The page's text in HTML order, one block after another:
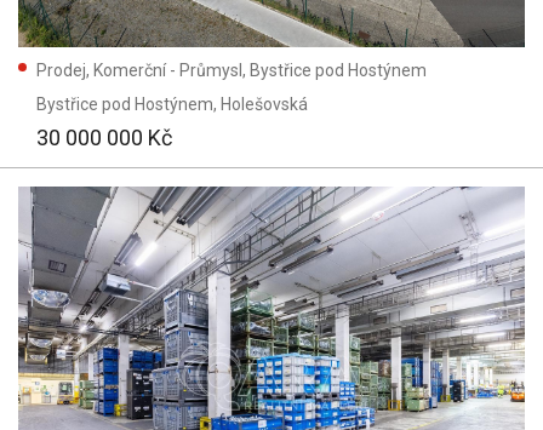
Užitná plocha:
m²
Stáří inzerátu:
Vše
Vyhledat(10)
Prodej, Komerční - Průmysl, Bystřice pod Hostýnem
Bystřice pod Hostýnem, Holešovská
30 000 000 Kč